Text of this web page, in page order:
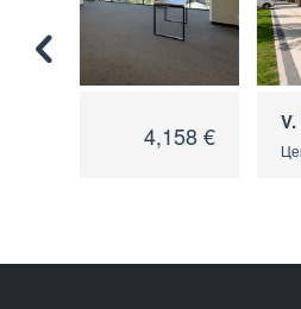
Центр, Кишинев